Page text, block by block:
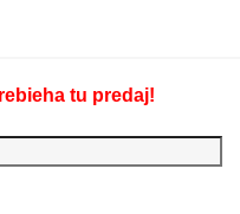
tu predaj!